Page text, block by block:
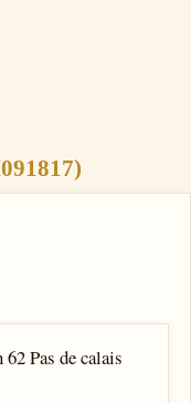
Pas de calais